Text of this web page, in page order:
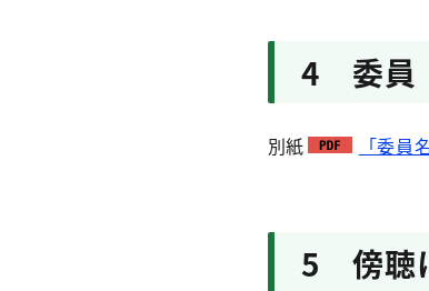
4 委員
別紙 「委員
5 傍聴